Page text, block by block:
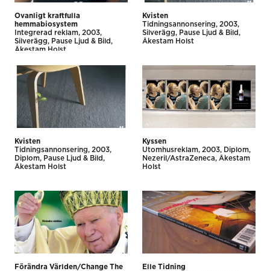
Ovanligt kraftfulla
hemmabiosystem
Integrerad reklam 2003
Silverägg
Pause Ljud & Bild
Åkestam Holst
Kvisten
Tidnings­annonsering
2003
Silverägg
Pause Ljud & Bild
Åkestam Holst
Kvisten
Tidnings­annonsering
2003
Diplom
Pause Ljud & Bild
Åkestam Holst
Kyssen
Utomhus­reklam 2003
Diplom
Nezeril/AstraZeneca
Åkestam
Holst
Förändra Världen/Change The
Elle Tidning